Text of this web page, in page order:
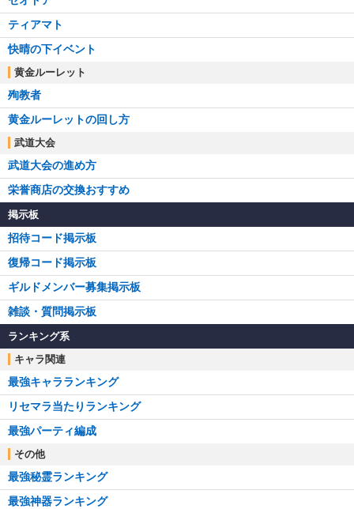
ティアマト
快晴の下イベント
黄金ルーレット
殉教者
黄金ルーレットの回し方
武道大会
武道大会の進め方
栄誉商店の交換おすすめ
掲示板
招待コード掲示板
復帰コード掲示板
ギルドメンバー募集掲示板
雑談・質問掲示板
ランキング系
キャラ関連
最強キャラランキング
リセマラ当たりランキング
最強パーティ編成
その他
最強秘霊ランキング
最強神器ランキング